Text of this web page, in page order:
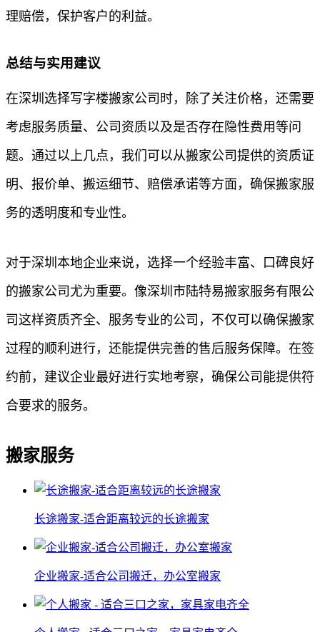
理赔偿，保护客户的利益。
总结与实用建议
在深圳选择写字楼搬家公司时，除了关注价格，还需要
考虑服务质量、公司资质以及是否存在隐性费用等问
题。通过以上几点，我们可以从搬家公司提供的资质证
明、报价单、搬运细节、赔偿承诺等方面，确保搬家服
务的透明度和专业性。
对于深圳本地企业来说，选择一个经验丰富、口碑良好
的搬家公司尤为重要。像深圳市陆特易搬家服务有限公
司这样资质齐全、服务专业的公司，不仅可以确保搬家
过程的顺利进行，还能提供完善的售后服务保障。在签
约前，建议企业最好进行实地考察，确保公司能提供符
合要求的服务。
搬家服务
长途搬家-适合距离较远的长途搬家
企业搬家-适合公司搬迁，办公室搬家